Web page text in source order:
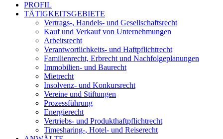
PROFIL
TÄTIGKEITSGEBIETE
Vertrags-, Handels- und Gesellschaftsrecht
Kauf und Verkauf von Unternehmungen
Arbeitsrecht
Verantwortlichkeits- und Haftpflichtrecht
Familienrecht, Erbrecht und Nachfolgeplanungen
Immobilien- und Baurecht
Mietrecht
Insolvenz- und Konkursrecht
Vereine und Stiftungen
Prozessführung
Energierecht
Vertriebs- und Produkthaftpflichtrecht
Timesharing-, Hotel- und Reiserecht